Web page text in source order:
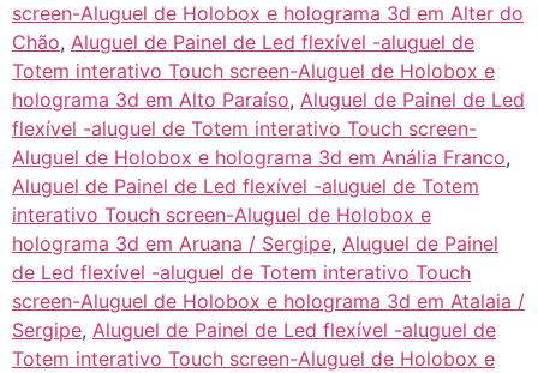
screen-Aluguel de Holobox e holograma 3d em Alter do
Chão, Aluguel de Painel de Led flexível -aluguel de
Totem interativo Touch screen-Aluguel de Holobox e
holograma 3d em Alto Paraíso, Aluguel de Painel de Led
flexível -aluguel de Totem interativo Touch screen-
Aluguel de Holobox e holograma 3d em Anália Franco,
Aluguel de Painel de Led flexível -aluguel de Totem
interativo Touch screen-Aluguel de Holobox e
holograma 3d em Aruana / Sergipe, Aluguel de Painel
de Led flexível -aluguel de Totem interativo Touch
screen-Aluguel de Holobox e holograma 3d em Atalaia /
Sergipe, Aluguel de Painel de Led flexível -aluguel de
Totem interativo Touch screen-Aluguel de Holobox e